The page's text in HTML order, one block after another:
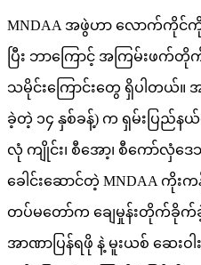
MNDAA အဖွဲဟာ လောက်ကိုင်
ပြီး ဘာကြောင့် အကြမ်းဖ
သမိုင်းကြောင်းတွေ ရှိပါတယ်။
ခဲ့တဲ့ ၁၄ နှစ်ခန့်) က ရှမ်းပြည်န
လုံ ကျိုင်း၊ စီအော့၊ စီကော်လှံဒေ
ခေါင်းဆောင်တဲ့ MNDAA ကိုး
တပ်မတော်က ချေမှုန်းတိုက်ခိုက်
အာဏာပြန်ရဖို နဲ့ မူးယစ် ဆေး